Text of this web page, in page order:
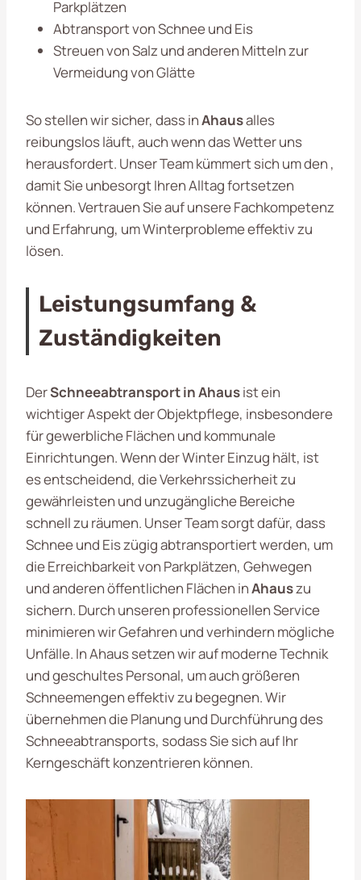
Parkplätzen
Abtransport von Schnee und Eis
Streuen von Salz und anderen Mitteln zur
Vermeidung von Glätte
So stellen wir sicher, dass inAhausalles
reibungslos läuft, auch wenn das Wetter uns
herausfordert. Unser Team kümmert sich um den ,
damit Sie unbesorgt Ihren Alltag fortsetzen
können. Vertrauen Sie auf unsere Fachkompetenz
und Erfahrung, um Winterprobleme effektiv zu
lösen.
Leistungsumfang &
Zuständigkeiten
DerSchneeabtransport in Ahausist ein
wichtiger Aspekt der Objektpflege, insbesondere
für gewerbliche Flächen und kommunale
Einrichtungen. Wenn der Winter Einzug hält, ist
es entscheidend, die Verkehrssicherheit zu
gewährleisten und unzugängliche Bereiche
schnell zu räumen. Unser Team sorgt dafür, dass
Schnee und Eis zügig abtransportiert werden, um
die Erreichbarkeit von Parkplätzen, Gehwegen
und anderen öffentlichen Flächen inAhauszu
sichern. Durch unseren professionellen Service
minimieren wir Gefahren und verhindern mögliche
Unfälle. In Ahaus setzen wir auf moderne Technik
und geschultes Personal, um auch größeren
Schneemengen effektiv zu begegnen. Wir
übernehmen die Planung und Durchführung des
Schneeabtransports, sodass Sie sich auf Ihr
Kerngeschäft konzentrieren können.